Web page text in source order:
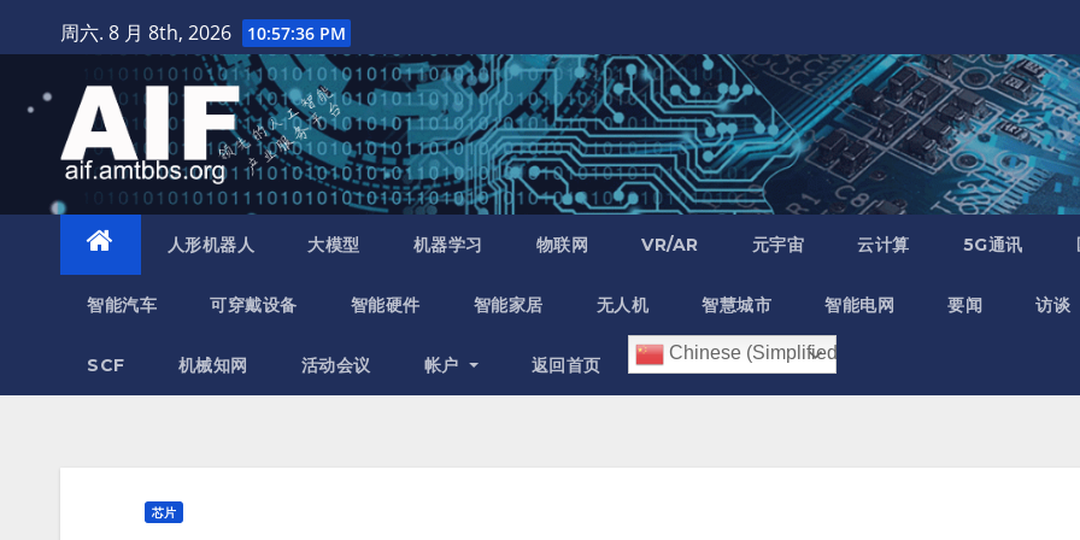
至
周六. 8 月 8th, 2026 10:57:37 PM
人形机器人 大模型 机器学习 物联网 VR/AR 元宇宙 云计算 5G通讯
智能汽车 可穿戴设备 智能硬件 智能家居 无人机 智慧城市 智能电网 要闻 访谈
SCF 机械知网 活动会议 帐户 返回首页
Chinese (Simplified)
芯片